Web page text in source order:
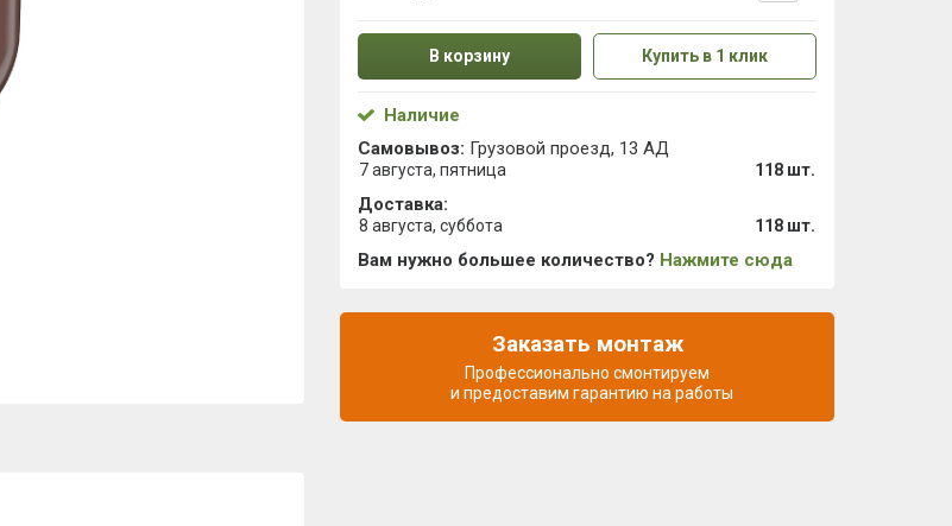
В корзину Купить в 1 клик
Наличие
Самовывоз: Грузовой проезд, 13 АД
7 августа, пятница 118 шт.
Доставка:
8 августа, суббота 118 шт.
Вам нужно большее количество? Нажмите сюда
Заказать монтаж
Профессионально смонтируем
и предоставим гарантию на работы